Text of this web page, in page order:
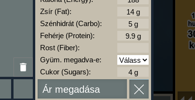
Zsír (Fat):
Szénhidrát (Carbo):
Fehérje (Protein):
Rost (Fiber):
Gyüm. megadva-e:
Cukor (Sugars):
Ár megadása